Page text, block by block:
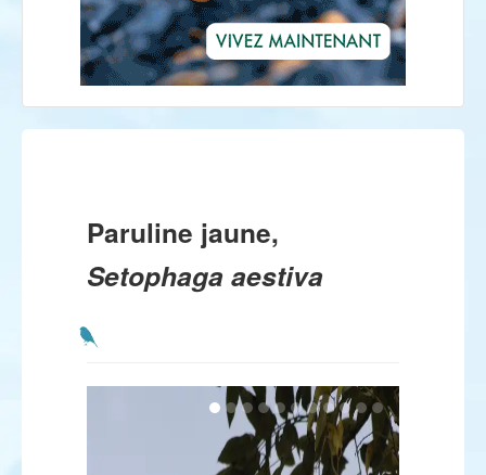
Paruline jaune,
Setophaga aestiva